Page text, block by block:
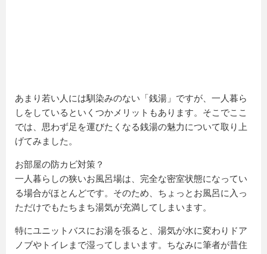
あまり若い人には馴染みのない「銭湯」ですが、一人暮ら
しをしているといくつかメリットもあります。そこでここ
では、思わず足を運びたくなる銭湯の魅力について取り上
げてみました。
お部屋の防カビ対策？
一人暮らしの狭いお風呂場は、完全な密室状態になってい
る場合がほとんどです。そのため、ちょっとお風呂に入っ
ただけでもたちまち湯気が充満してしまいます。
特にユニットバスにお湯を張ると、湯気が水に変わりドア
ノブやトイレまで湿ってしまいます。ちなみに筆者が昔住